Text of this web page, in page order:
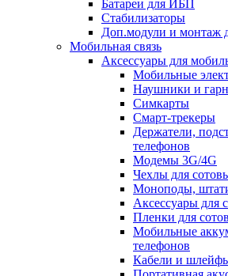
Батареи для ИБП
Стабилизаторы
Доп.модули и монтаж
Мобильная связь
Аксессуары для
Мобильные
Наушники и
Симкарты
Смарт-трекеры
Держатели,
телефонов
Модемы 3G/4G
Чехлы для
Моноподы,
Аксессуары для
Пленки для
Мобильные
телефонов
Кабели и